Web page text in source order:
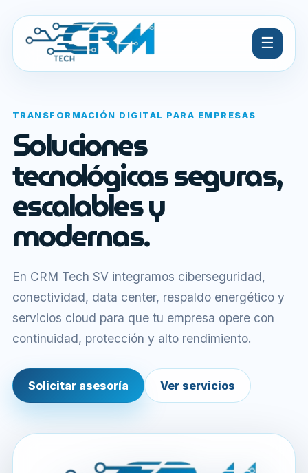
☰
TRANSFORMACIÓN DIGITAL PARA EMPRESAS
Soluciones
tecnológicas seguras,
escalables y
modernas.
En CRM Tech SV integramos ciberseguridad,
conectividad, data center, respaldo energético y
servicios cloud para que tu empresa opere con
continuidad, protección y alto rendimiento.
Solicitar asesoría Ver servicios